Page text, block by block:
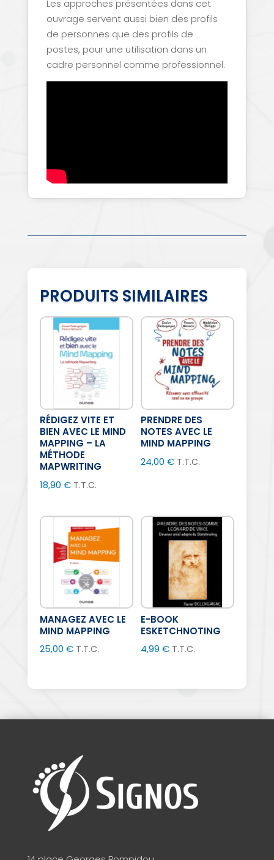
Les approches présentées dans cet
ouvrage servent aussi bien des profils
de personnes que des profils de
postes, pour une utilisation dans un
cadre personnel comme professionnel.
PRODUITS SIMILAIRES
RÉDIGEZ VITE ET
BIEN AVEC LE MIND
MAPPING – LA
MÉTHODE
MAPWRITING
18,90 € T.T.C.
PRENDRE DES
NOTES AVEC LE
MIND MAPPING
24,00€ T.T.C.
MANAGEZ AVEC LE
MIND MAPPING
25,00 € T.T.C.
E-BOOK
ESKETCHNOTING
4,99€ T.T.C.